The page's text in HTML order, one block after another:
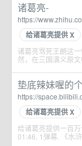
诸葛亮-
https://
给诸葛亮提供 X
诸葛亮骂死王朗这
然，在三国演义原
垫底辣妹喔的
https://
给诸葛亮提供 X
给诸葛亮提供一百
01:46. 1弹幕. 《水